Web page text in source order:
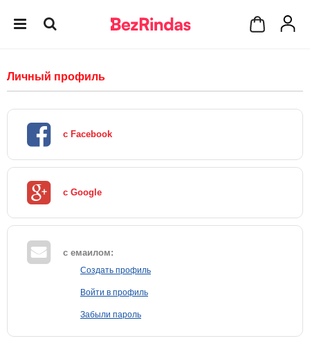
Личный профиль
с Facebook
с Google
с емаилом:
Создать профиль
Войти в профиль
Забыли пароль